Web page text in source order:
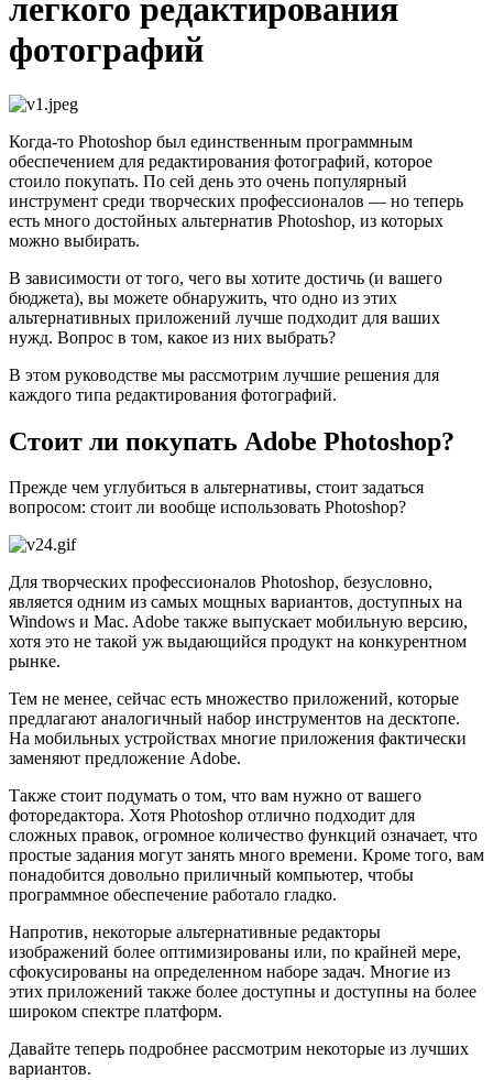
легкого редактирования
фотографий
Когда-то Photoshop был единственным программным
обеспечением для редактирования фотографий, которое
стоило покупать. По сей день это очень популярный
инструмент среди творческих профессионалов — но теперь
есть много достойных альтернатив Photoshop, из которых
можно выбирать.
В зависимости от того, чего вы хотите достичь (и вашего
бюджета), вы можете обнаружить, что одно из этих
альтернативных приложений лучше подходит для ваших
нужд. Вопрос в том, какое из них выбрать?
В этом руководстве мы рассмотрим лучшие решения для
каждого типа редактирования фотографий.
Стоит ли покупать Adobe Photoshop?
Прежде чем углубиться в альтернативы, стоит задаться
вопросом: стоит ли вообще использовать Photoshop?
Для творческих профессионалов Photoshop, безусловно,
является одним из самых мощных вариантов, доступных на
Windows и Mac. Adobe также выпускает мобильную версию,
хотя это не такой уж выдающийся продукт на конкурентном
рынке.
Тем не менее, сейчас есть множество приложений, которые
предлагают аналогичный набор инструментов на десктопе.
На мобильных устройствах многие приложения фактически
заменяют предложение Adobe.
Также стоит подумать о том, что вам нужно от вашего
фоторедактора. Хотя Photoshop отлично подходит для
сложных правок, огромное количество функций означает, что
простые задания могут занять много времени. Кроме того, вам
понадобится довольно приличный компьютер, чтобы
программное обеспечение работало гладко.
Напротив, некоторые альтернативные редакторы
изображений более оптимизированы или, по крайней мере,
сфокусированы на определенном наборе задач. Многие из
этих приложений также более доступны и доступны на более
широком спектре платформ.
Давайте теперь подробнее рассмотрим некоторые из лучших
вариантов.